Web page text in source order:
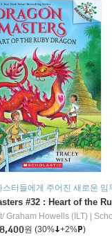
스터들에게 주어진 새로운 임
Graham Howells (ILT)
8,400원 (30% +2% )